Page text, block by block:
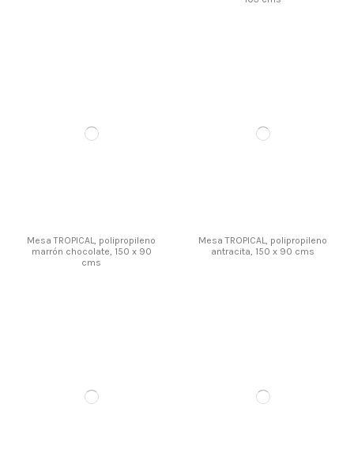
Mesa TROPICAL, polipropileno
marrón chocolate, 150 x 90
cms
Mesa TROPICAL, polipropileno
antracita, 150 x 90 cms